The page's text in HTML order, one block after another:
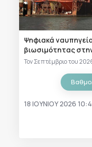
Ψηφιακά
βιωσιμότητας
Τον Σεπτέμβριο του
18 ΙΟΥΝΊΟΥ 2026